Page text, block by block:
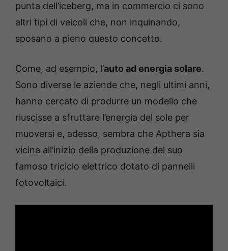
punta dell’iceberg, ma in commercio ci sono
altri tipi di veicoli che, non inquinando,
sposano a pieno questo concetto.
Come, ad esempio, l’auto ad energia solare.
Sono diverse le aziende che, negli ultimi anni,
hanno cercato di produrre un modello che
riuscisse a sfruttare l’energia del sole per
muoversi e, adesso, sembra che Apthera sia
vicina all’inizio della produzione del suo
famoso triciclo elettrico dotato di pannelli
fotovoltaici.